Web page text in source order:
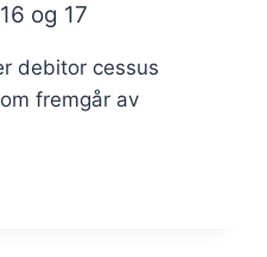
og 17
debitor cessus
fremgår av